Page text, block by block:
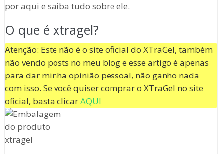
por aqui e saiba tudo sobre ele.
O que é xtragel?
Atenção: Este não é o site oficial do XTraGel, também
não vendo posts no meu blog e esse artigo é apenas
para dar minha opinião pessoal, não ganho nada
com isso. Se você quiser comprar o XTraGel no site
oficial, basta clicarAQUI